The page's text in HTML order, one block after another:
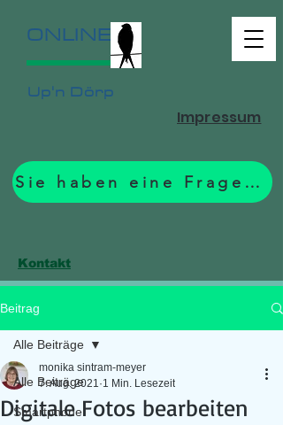
ONLINE
Up'n Dörp
Sie haben eine Frage? Zum Formular.
Impressum
Kontakt
Beitrag
Alle Beiträge
Smartphone
Alle Beiträge
Digitale Fotos bearbeiten
monika sintram-meyer
7. Aug. 2021 1 Min. Lesezeit